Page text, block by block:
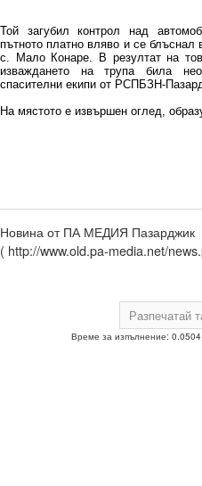
Той загубил контрол над
пътното платно вляво и се блъснал
с. Мало Конаре. В резултат на
изваждането на трупа била
спасителни екипи от РСПБЗН-
На мястото е извършен оглед,
Новина от ПА МЕДИЯ Пазарджик
( http://www.old.pa-media.net/
Време за изпълнение: 0.0504